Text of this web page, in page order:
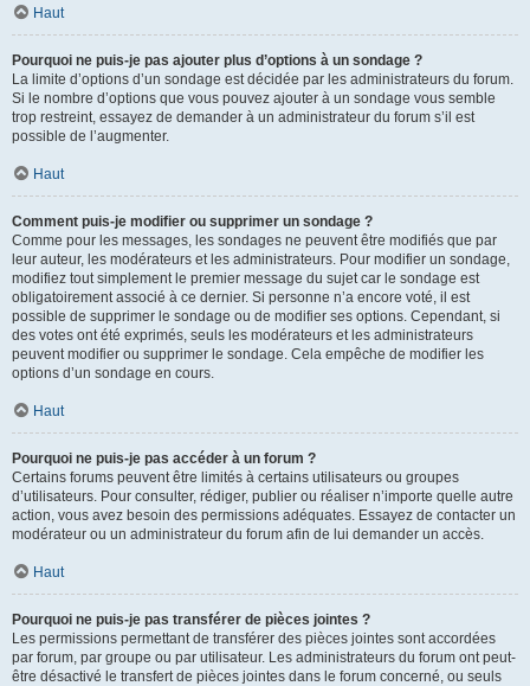
Haut
Pourquoi ne puis-je pas ajouter plus d’options à un sondage ?
La limite d’options d’un sondage est décidée par les administrateurs du forum.
Si le nombre d’options que vous pouvez ajouter à un sondage vous semble
trop restreint, essayez de demander à un administrateur du forum s’il est
possible de l’augmenter.
Haut
Comment puis-je modifier ou supprimer un sondage ?
Comme pour les messages, les sondages ne peuvent être modifiés que par
leur auteur, les modérateurs et les administrateurs. Pour modifier un sondage,
modifiez tout simplement le premier message du sujet car le sondage est
obligatoirement associé à ce dernier. Si personne n’a encore voté, il est
possible de supprimer le sondage ou de modifier ses options. Cependant, si
des votes ont été exprimés, seuls les modérateurs et les administrateurs
peuvent modifier ou supprimer le sondage. Cela empêche de modifier les
options d’un sondage en cours.
Haut
Pourquoi ne puis-je pas accéder à un forum ?
Certains forums peuvent être limités à certains utilisateurs ou groupes
d’utilisateurs. Pour consulter, rédiger, publier ou réaliser n’importe quelle autre
action, vous avez besoin des permissions adéquates. Essayez de contacter un
modérateur ou un administrateur du forum afin de lui demander un accès.
Haut
Pourquoi ne puis-je pas transférer de pièces jointes ?
Les permissions permettant de transférer des pièces jointes sont accordées
par forum, par groupe ou par utilisateur. Les administrateurs du forum ont peut-
être désactivé le transfert de pièces jointes dans le forum concerné, ou seuls